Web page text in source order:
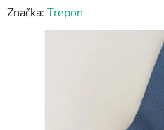
Značka: Trepon